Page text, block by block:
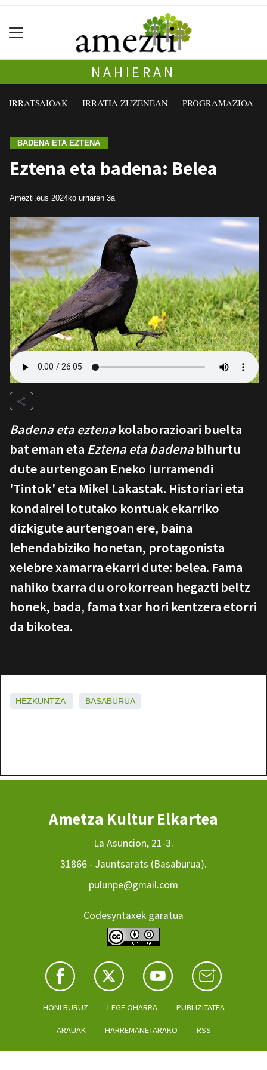
NAHIERAN
IRRATSAIOAK IRRATIA ZUZENEAN PROGRAMAZIOA
BADENA ETA EZTENA
Eztena eta badena: Belea
Amezti.eus 2024ko urriaren 3a
Badena eta eztena kolaborazioari buelta
bat eman eta Eztena eta badena bihurtu
dute aurtengoan Eneko Iurramendi
'Tintok' eta Mikel Lakastak. Historiari eta
kondairei lotutako kontuak ekarriko
dizkigute aurtengoan ere, baina
lehendabiziko honetan, protagonista
xelebre xamarra ekarri dute: belea. Fama
nahiko txarra du orokorrean hegazti beltz
honek, bada, fama txar hori kentzera etorri
da bikotea.
HEZKUNTZA BASABURUA
Ametza Kultur Elkartea
La Asuncion, 21-3.
31866 - Jauntsarats (Basaburua).
pulunpe@gmail.com
Codesyntaxek garatua
HONI BURUZ LEGE OHARRA PUBLIZITATEA
ARAUAK HARREMANETARAKO RSS